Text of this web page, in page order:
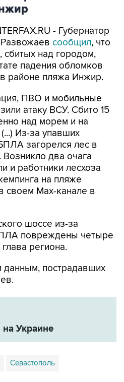
- Губернатор
сбитых над городом,
падения обломков
районе пляжа Инжир.
ПВО и мобильные
над морем и на
Из-за упавших
загорелся лес в
два очага
и работники лесхоза
на пляже
своем Мах-канале в
шоссе из-за
региона.
пострадавших
Украине
Севастополь